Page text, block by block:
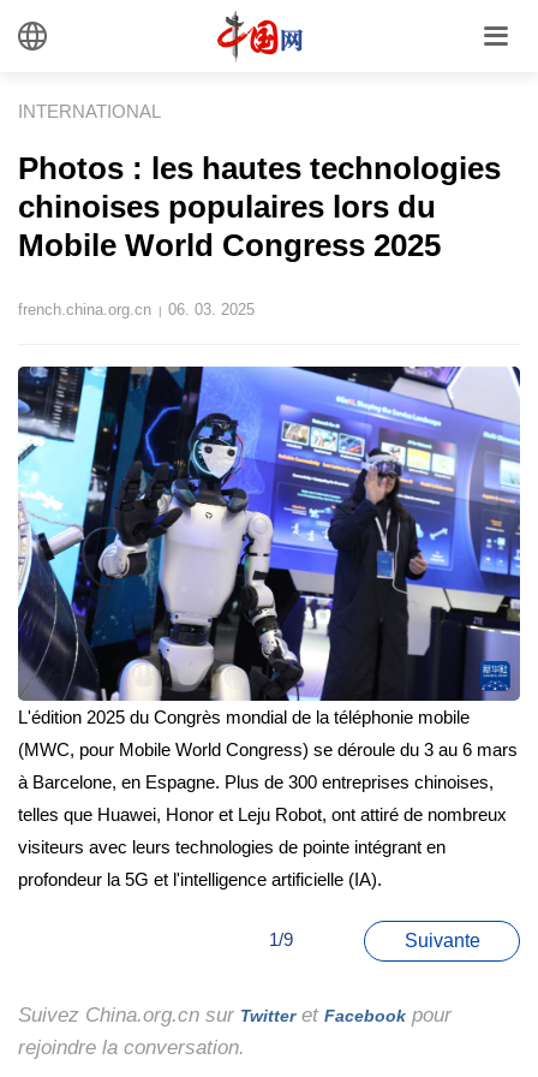
INTERNATIONAL
Photos : les hautes technologies
chinoises populaires lors du
Mobile World Congress 2025
french.china.org.cn | 06. 03. 2025
L'édition 2025 du Congrès mondial de la téléphonie mobile
(MWC, pour Mobile World Congress) se déroule du 3 au 6 mars
à Barcelone, en Espagne. Plus de 300 entreprises chinoises,
telles que Huawei, Honor et Leju Robot, ont attiré de nombreux
visiteurs avec leurs technologies de pointe intégrant en
profondeur la 5G et l'intelligence artificielle (IA).
1/9 Suivante
Suivez China.org.cn sur Twitteret Facebook pour
rejoindre la conversation.